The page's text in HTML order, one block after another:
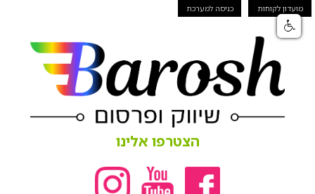
מועדון לקוחות כניסה למערכת
הצטרפו אלינו